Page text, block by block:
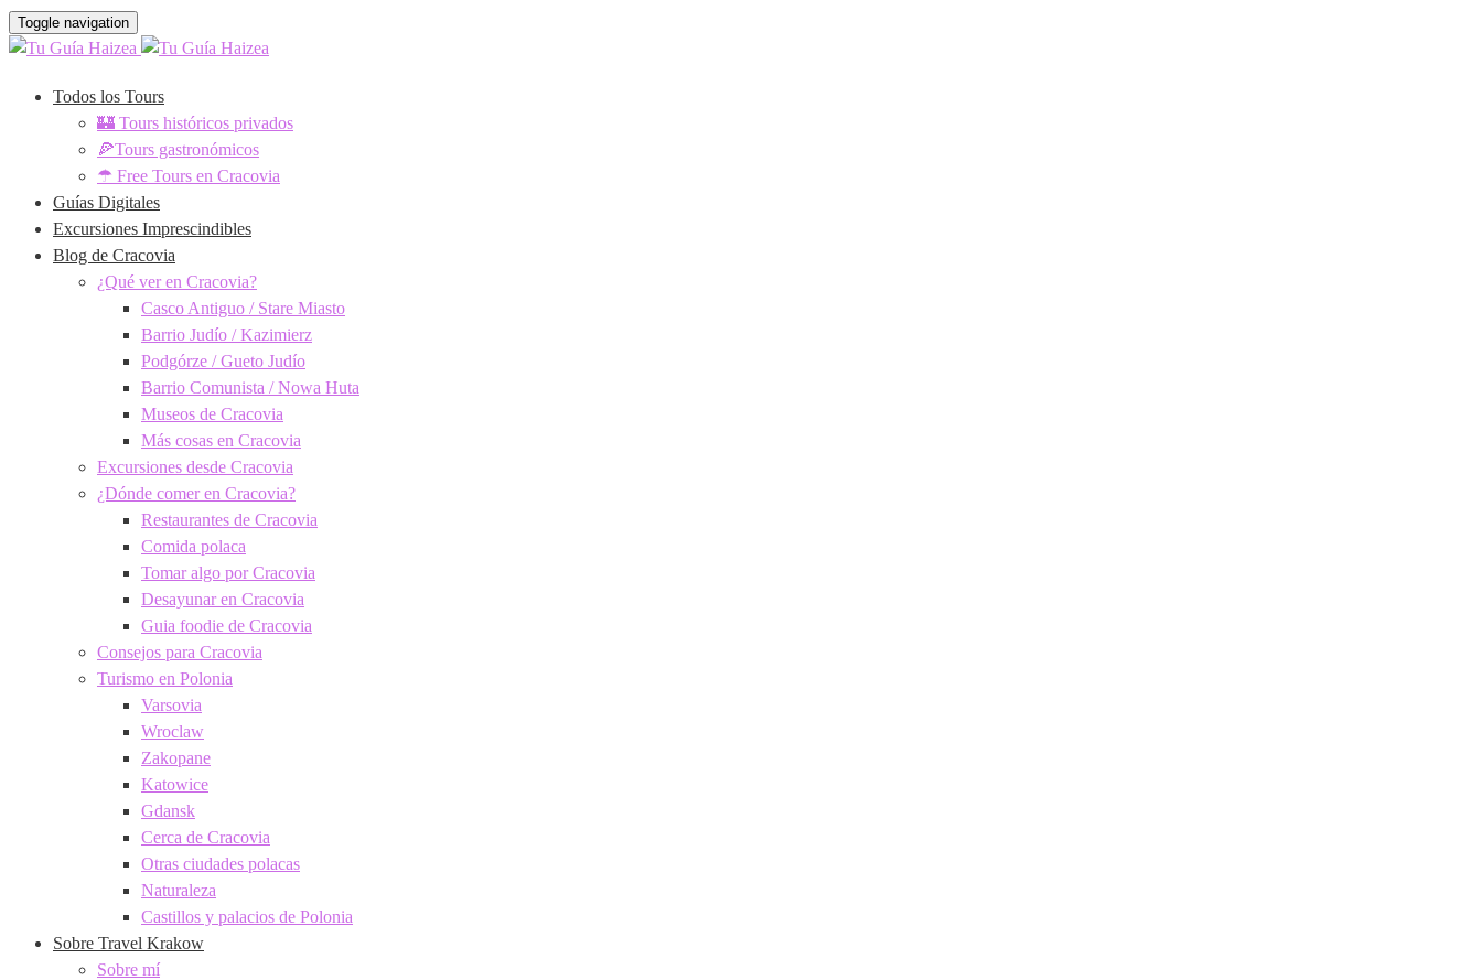
Toggle navigation
Todos los Tours
🏰 Tours históricos privados
🍕Tours gastronómicos
☂ Free Tours en Cracovia
Guías Digitales
Excursiones Imprescindibles
Blog de Cracovia
¿Qué ver en Cracovia?
Casco Antiguo / Stare Miasto
Barrio Judío / Kazimierz
Podgórze / Gueto Judío
Barrio Comunista / Nowa Huta
Museos de Cracovia
Más cosas en Cracovia
Excursiones desde Cracovia
¿Dónde comer en Cracovia?
Restaurantes de Cracovia
Comida polaca
Tomar algo por Cracovia
Desayunar en Cracovia
Guia foodie de Cracovia
Consejos para Cracovia
Turismo en Polonia
Varsovia
Wroclaw
Zakopane
Katowice
Gdansk
Cerca de Cracovia
Otras ciudades polacas
Naturaleza
Castillos y palacios de Polonia
Sobre Travel Krakow
Sobre mí